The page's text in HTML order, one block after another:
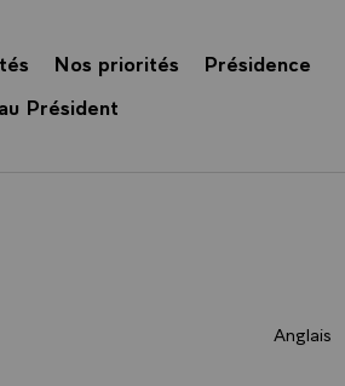
Nos priorités
Présidence
Président
Anglais